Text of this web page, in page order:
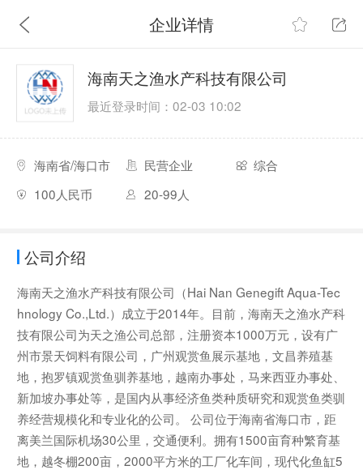
企业详情
海南天之渔水产科技有限公司
最近登录时间：02-03 10:02
海南省/海口市 民营企业
综合
100人民币
20-99人
公司介绍
海南天之渔水产科技有限公司（Hai Nan Genegift Aqua-Tec
hnology Co.,Ltd.）成立于2014年。目前，海南天之渔水产科
技有限公司为天之渔公司总部，注册资本1000万元，设有广
州市景天饲料有限公司，广州观赏鱼展示基地，文昌养殖基
地，抱罗镇观赏鱼驯养基地，越南办事处，马来西亚办事处、
新加坡办事处等，是国内从事经济鱼类种质研究和观赏鱼类驯
养经营规模化和专业化的公司。 公司位于海南省海口市，距
离美兰国际机场30公里，交通便利。拥有1500亩育种繁育基
地，越冬棚200亩，2000平方米的工厂化车间，现代化鱼缸5